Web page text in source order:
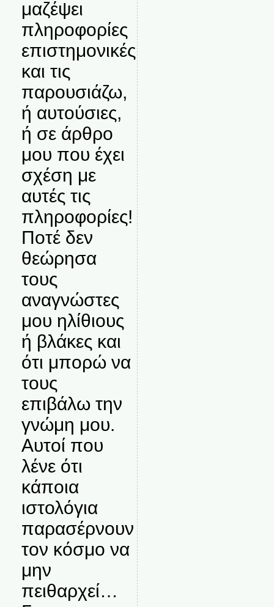
μαζέψει
πληροφορίες
επιστημονικές
και τις
παρουσιάζω,
ή αυτούσιες,
ή σε άρθρο
μου που έχει
σχέση με
αυτές τις
πληροφορίες!
Ποτέ δεν
θεώρησα
τους
αναγνώστες
μου ηλίθιους
ή βλάκες και
ότι μπορώ να
τους
επιβάλω την
γνώμη μου.
Αυτοί που
λένε ότι
κάποια
ιστολόγια
παρασέρνουν
τον κόσμο να
μην
πειθαρχεί…